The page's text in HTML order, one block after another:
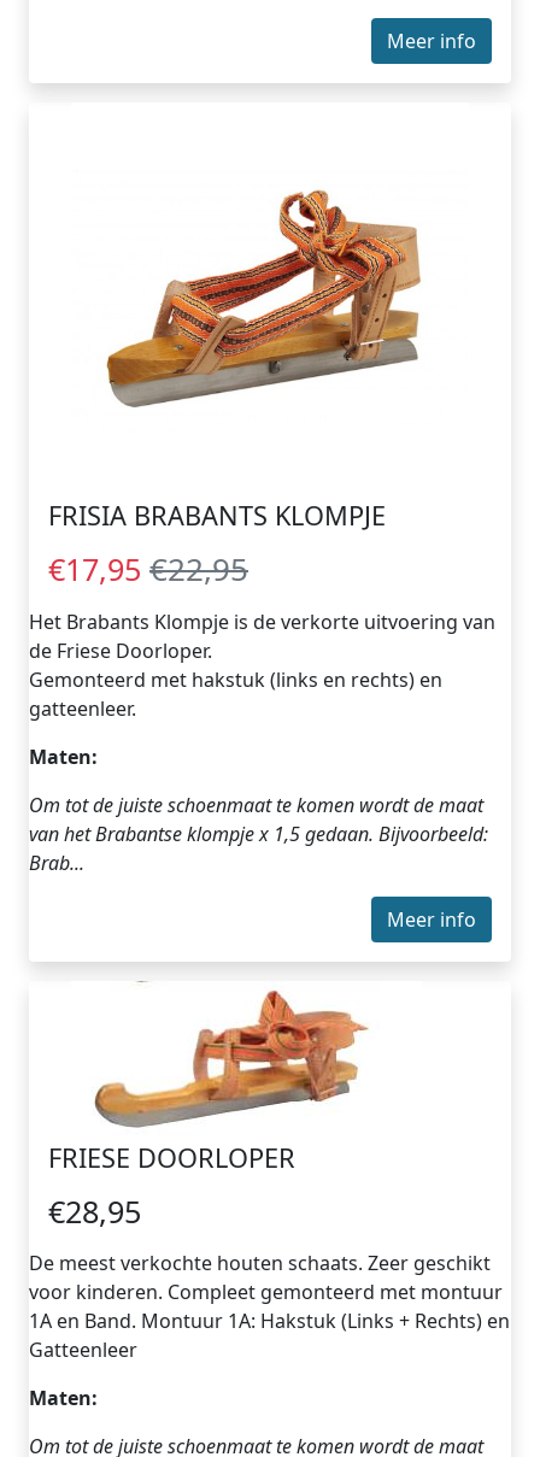
Meer info
FRISIA BRABANTS KLOMPJE
€17,95 €22,95
Het Brabants Klompje is de verkorte uitvoering van
de Friese Doorloper.
Gemonteerd met hakstuk (links en rechts) en
gatteenleer.
Maten:
Om tot de juiste schoenmaat te komen wordt de maat
van het Brabantse klompje x 1,5 gedaan. Bijvoorbeeld:
Brab...
Meer info
FRIESE DOORLOPER
€28,95
De meest verkochte houten schaats. Zeer geschikt
voor kinderen. Compleet gemonteerd met montuur
1A en Band. Montuur 1A: Hakstuk (Links + Rechts) en
Gatteenleer
Maten:
Om tot de juiste schoenmaat te komen wordt de maat